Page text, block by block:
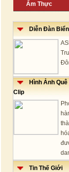
Ẩm Thực
Diễn Đàn
Hình Ảnh Quê
Clip
Tin Thế Giới